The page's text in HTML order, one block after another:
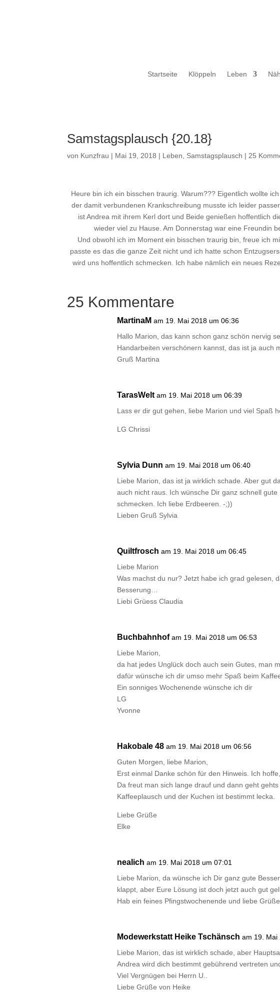
Startseite Klöppeln Leben
Samstagsplausch {20.18}
von Kunzfrau | Mai 19, 2018 | Leben Samstagsplausch | 25
Heure bin ich ein bisschen traurig. Warum??? Eigentlich wollte
der damit verbundenen Krankschreibung musste ich leider
ist Andrea mit ihrem Kerl dort und Beide genießen hoffentlich
wieder viel zu Hause. Am Donnerstag war eine Freundin
Und obwohl ich im Moment ein bisschen traurig bin, freue ich
passte es das die ganze Zeit nicht und ich hatte schon
wird uns hoffentlich schmecken. Ich habe nämlich ein neues
25 Kommentare
MartinaM am 19. Mai 2018 um 06:36
Hallo Marion, das kann schon ganz schön nervig
Handarbeiten verschönern kannst, das ist ja auch
Gruß Martina
TarasWelt am 19. Mai 2018 um 06:39
Lass er dir gut gehen, liebe Marion und viel Spaß
LG Chrissi
Sylvia Dunn am 19. Mai 2018 um 06:40
Liebe Marion, das ist ja wirklich schade. Aber gut
auch nicht raus. Ich wünsche Dir ganz schnell
schmecken. Ich liebe Erdbeeren. -;))
Lieben Gruß Sylvia
Quiltfrosch am 19. Mai 2018 um 06:45
Liebe Marion
Was machst du nur? Jetzt habe ich grad
Besserung…
Liebi Grüess Claudia
Buchbahnhof am 19. Mai 2018 um 06:53
Liebe Marion,
da hat jedes Unglück doch auch sein Gutes, man
dafür wünsche ich dir umso mehr Spaß beim
Ein sonniges Wochenende wünsche ich dir
LG
Yvonne
Hakobale 48 am 19. Mai 2018 um 06:56
Guten Morgen, liebe Marion,
Erst einmal Danke schön für den Hinweis. Ich
Da freut man sich lange drauf und dann geht
Kaffeeplausch und der Kuchen ist bestimmt lecka.
Liebe Grüße
Elke
nealich am 19. Mai 2018 um 07:01
Liebe Marion, da wünsche ich Dir ganz gute
klappt, aber Eure Lösung ist doch jetzt auch gut
Hab ein feines Pfingstwochenende und liebe
Modewerkstatt Heike Tschänsch am 19. Mai
Liebe Marion, das ist wirklich schade, aber
Andrea wird dich bestimmt gebührend vertreten
Viel Vergnügen bei Herrn U..
Liebe Grüße von Heike